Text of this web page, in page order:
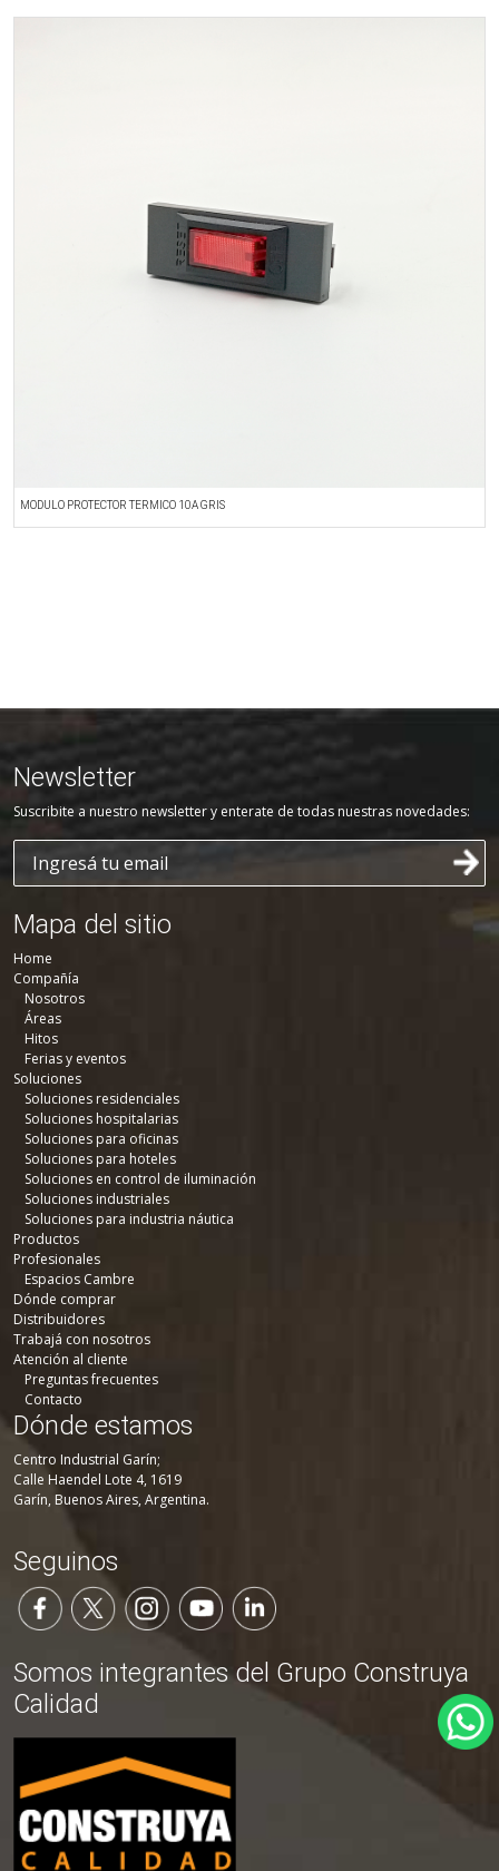
MODULO PROTECTOR TERMICO 10A GRIS
Newsletter
Suscribite a nuestro newsletter y enterate de todas nuestras novedades:
Mapa del sitio
Home
Compañía
Nosotros
Áreas
Hitos
Ferias y eventos
Soluciones
Soluciones residenciales
Soluciones hospitalarias
Soluciones para oficinas
Soluciones para hoteles
Soluciones en control de iluminación
Soluciones industriales
Soluciones para industria náutica
Productos
Profesionales
Espacios Cambre
Dónde comprar
Distribuidores
Trabajá con nosotros
Atención al cliente
Preguntas frecuentes
Contacto
Dónde estamos
Centro Industrial Garín;
Calle Haendel Lote 4, 1619
Garín, Buenos Aires, Argentina.
Seguinos
Somos integrantes del Grupo Construya
Calidad